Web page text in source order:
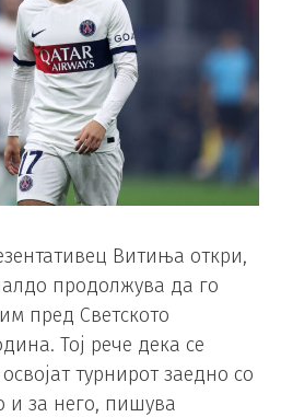
Витиња откри,
продолжува да го
пред Светското
Тој рече дека се
турнирот заедно со
и за него, пишува